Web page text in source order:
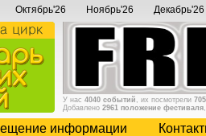
Октябрь'26 Ноябрь'26 Декабрь'26
У нас 4040 событий , их посмотрели
Добавлено 2961 положение фестиваля
информации